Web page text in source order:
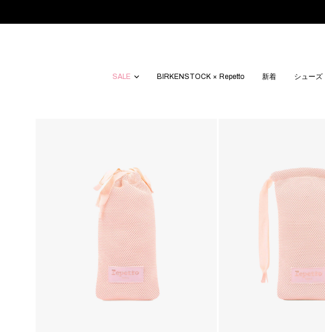
SALE BIRKENSTOCK × Repetto 新着 シューズ